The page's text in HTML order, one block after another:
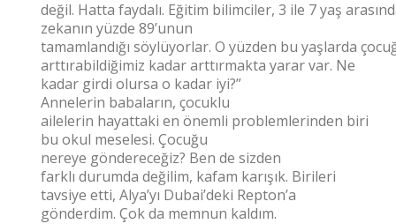
değil. Hatta faydalı. Eğitim bilimciler, 3 ile 7 yaş
zekanın yüzde 89’unun
tamamlandığı söylüyorlar. O yüzden bu yaşlarda
arttırabildiğimiz kadar arttırmakta yarar var. Ne
kadar girdi olursa o kadar iyi?”
Annelerin babaların, çocuklu
ailelerin hayattaki en önemli problemlerinden biri
bu okul meselesi. Çocuğu
nereye göndereceğiz? Ben de sizden
farklı durumda değilim, kafam karışık. Birileri
tavsiye etti, Alya’yı Dubai’deki Repton’a
gönderdim. Çok da memnun kaldım.